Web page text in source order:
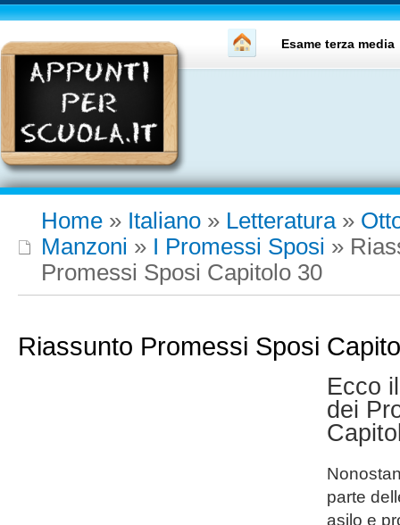
Esame terza media
Home » Italiano » Letteratura»
Manzoni » I Promessi Sposi »
Promessi Sposi Capitolo 30
Riassunto Promessi Sposi
Ecco
dei
parte
asilo e